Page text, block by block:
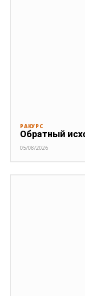
РАКУРС
Обратный
05/08/2026